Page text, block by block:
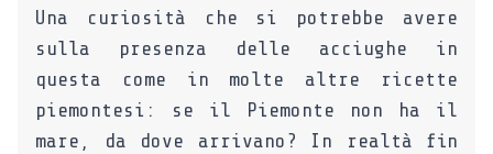
Una curiosità che si potrebbe avere
sulla presenza delle acciughe in
questa come in molte altre ricette
piemontesi: se il Piemonte non ha il
mare, da dove arrivano? In realtà fin